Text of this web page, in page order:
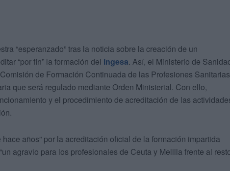
“esperanzado” tras la noticia sobre la creación de un
“por fin” la formación del Ingesa. Así, el Ministerio de
de Formación Continuada de las Profesiones Sanitarias
que será regulado mediante Orden Ministerial. Con ello,
y el procedimiento de acreditación de las
años” por la acreditación oficial de la formación impartida
agravio para los profesionales de Ceuta y Melilla frente al